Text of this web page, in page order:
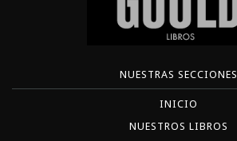
NUESTRAS SECCIONES
INICIO
NUESTROS LIBROS